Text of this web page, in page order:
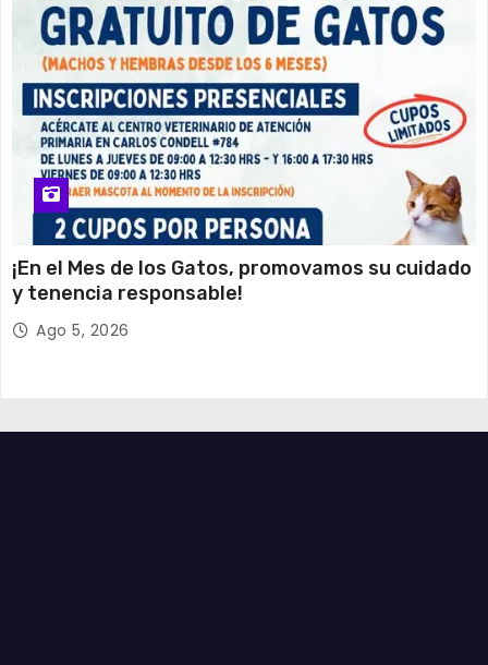
¡En el Mes de los Gatos, promovamos su cuidado
y tenencia responsable!
Ago 5, 2026